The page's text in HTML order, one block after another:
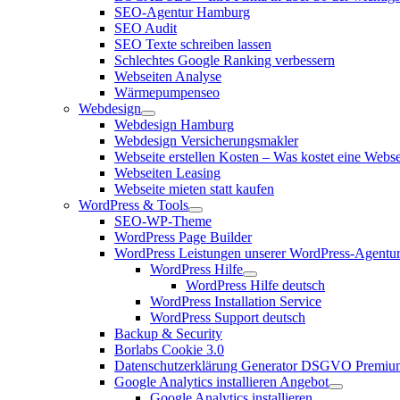
SEO-Agentur Hamburg
SEO Audit
SEO Texte schreiben lassen
Schlechtes Google Ranking verbessern
Webseiten Analyse
Wärmepumpenseo
Webdesign
Webdesign Hamburg
Webdesign Versicherungsmakler
Webseite erstellen Kosten – Was kostet eine
Webseiten Leasing
Webseite mieten statt kaufen
WordPress & Tools
SEO-WP-Theme
WordPress Page Builder
WordPress Leistungen unserer WordPress-Agentur
WordPress Hilfe
WordPress Hilfe deutsch
WordPress Installation Service
WordPress Support deutsch
Backup & Security
Borlabs Cookie 3.0
Datenschutzerklärung Generator DSGVO
Google Analytics installieren Angebot